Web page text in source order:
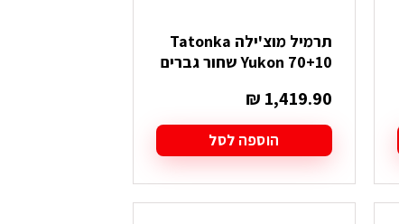
תרמיל מוצ'ילה Tatonka
Yukon 70+10 שחור גברים
₪ 1,419.90
הוספה לסל